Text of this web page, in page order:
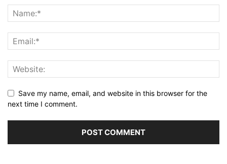
Save my name, email, and website in this browser for the
next time I comment.